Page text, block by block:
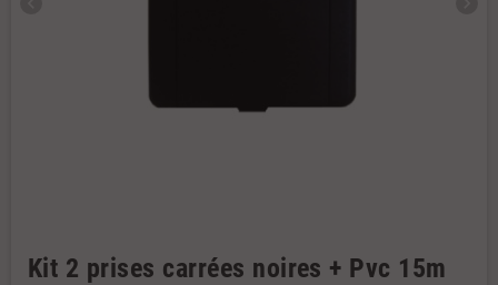
Kit 2 prises carrées noires + Pvc 15m